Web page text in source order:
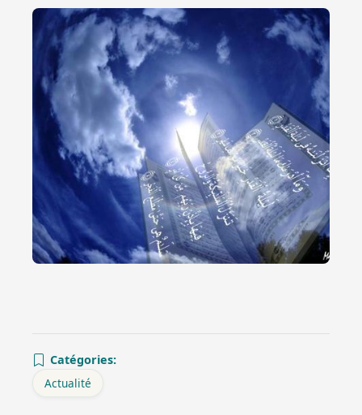
Catégories:
Actualité